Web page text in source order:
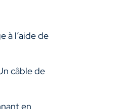
à l’aide de
câble de
en